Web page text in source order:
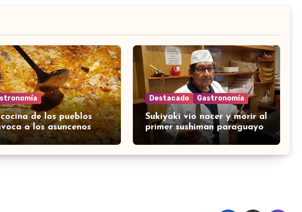
de los pueblos
a los asuncenos
Destacado Gastronomía
Sukiyaki vio nacer y morir al
primer sushiman paraguayo